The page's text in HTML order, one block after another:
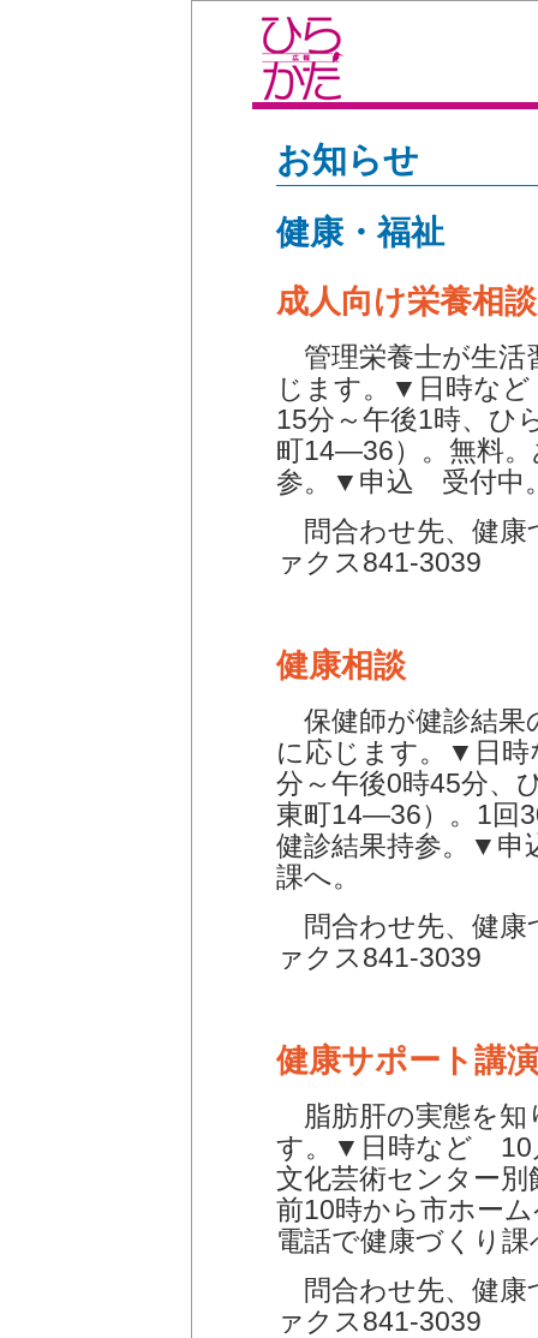
お知らせ
健康・福祉
成人向け栄養相談
管理栄養士が生活
じます。▼日時な
15分～午後1時、ひ
町14―36）。無料。
参。▼申込 受付中
問合わせ先、健
ァクス841-3039
健康相談
保健師が健診結果
に応じます。▼日
分～午後0時45分、
東町14―36）。1回
健診結果持参。▼
課へ。
問合わせ先、健
ァクス841-3039
健康サポート講
脂肪肝の実態を知
す。▼日時など 10
文化芸術センター
前10時から市ホー
電話で健康づくり
問合わせ先、健
ァクス841-3039